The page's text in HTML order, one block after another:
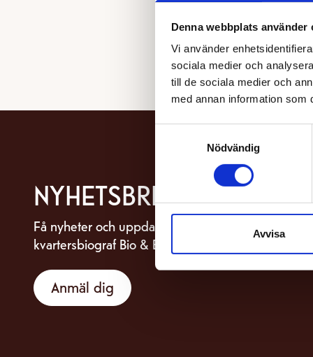
Denna webbplats använder
Vi använder
sociala medier och
till de sociala medier och
med annan information som
Nödvändig
Avvisa
NYHETSBREV
Få nyheter och uppdateringar om din
kvartersbiograf Bio & Bistro Capitol.
Anmäl dig